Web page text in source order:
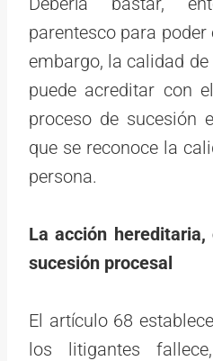
parentesco para
embargo, la calidad
puede acreditar con
proceso de sucesión
que se reconoce la
persona.
La acción
sucesión procesal
El artículo 68
los litigantes